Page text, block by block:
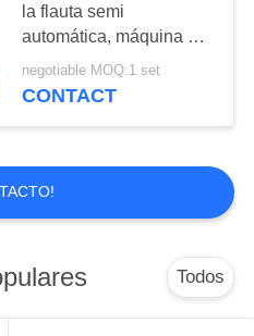
la flauta semi
automática, máquina de
alta velocidad de la
fabricación de cajas del
negotiable MOQ:1 set
CONTACT
Todos